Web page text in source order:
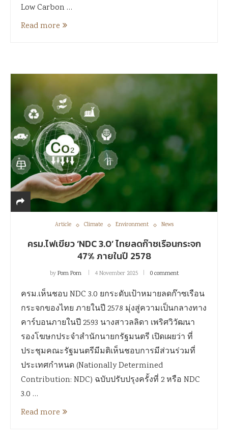
Low Carbon …
Read more
Article Climate Environment News
ครม.ไฟเขียว ‘NDC 3.0’ ไทยลดก๊าซเรือนกระจก
47% ภายในปี 2578
byPom Pom 4 November 2025 0 comment
ครม.เห็นชอบ NDC 3.0 ยกระดับเป้าหมายลดก๊าซเรือน
กระจกของไทย ภายในปี 2578 มุ่งสู่ความเป็นกลางทาง
คาร์บอนภายในปี 2593 นางสาวลลิดา เพริศวิวัฒนา
รองโฆษกประจำสำนักนายกรัฐมนตรี เปิดเผยว่า ที่
ประชุมคณะรัฐมนตรีมีมติเห็นชอบการมีส่วนร่วมที่
ประเทศกำหนด (Nationally Determined
Contribution: NDC) ฉบับปรับปรุงครั้งที่ 2 หรือ NDC
3.0 …
Read more